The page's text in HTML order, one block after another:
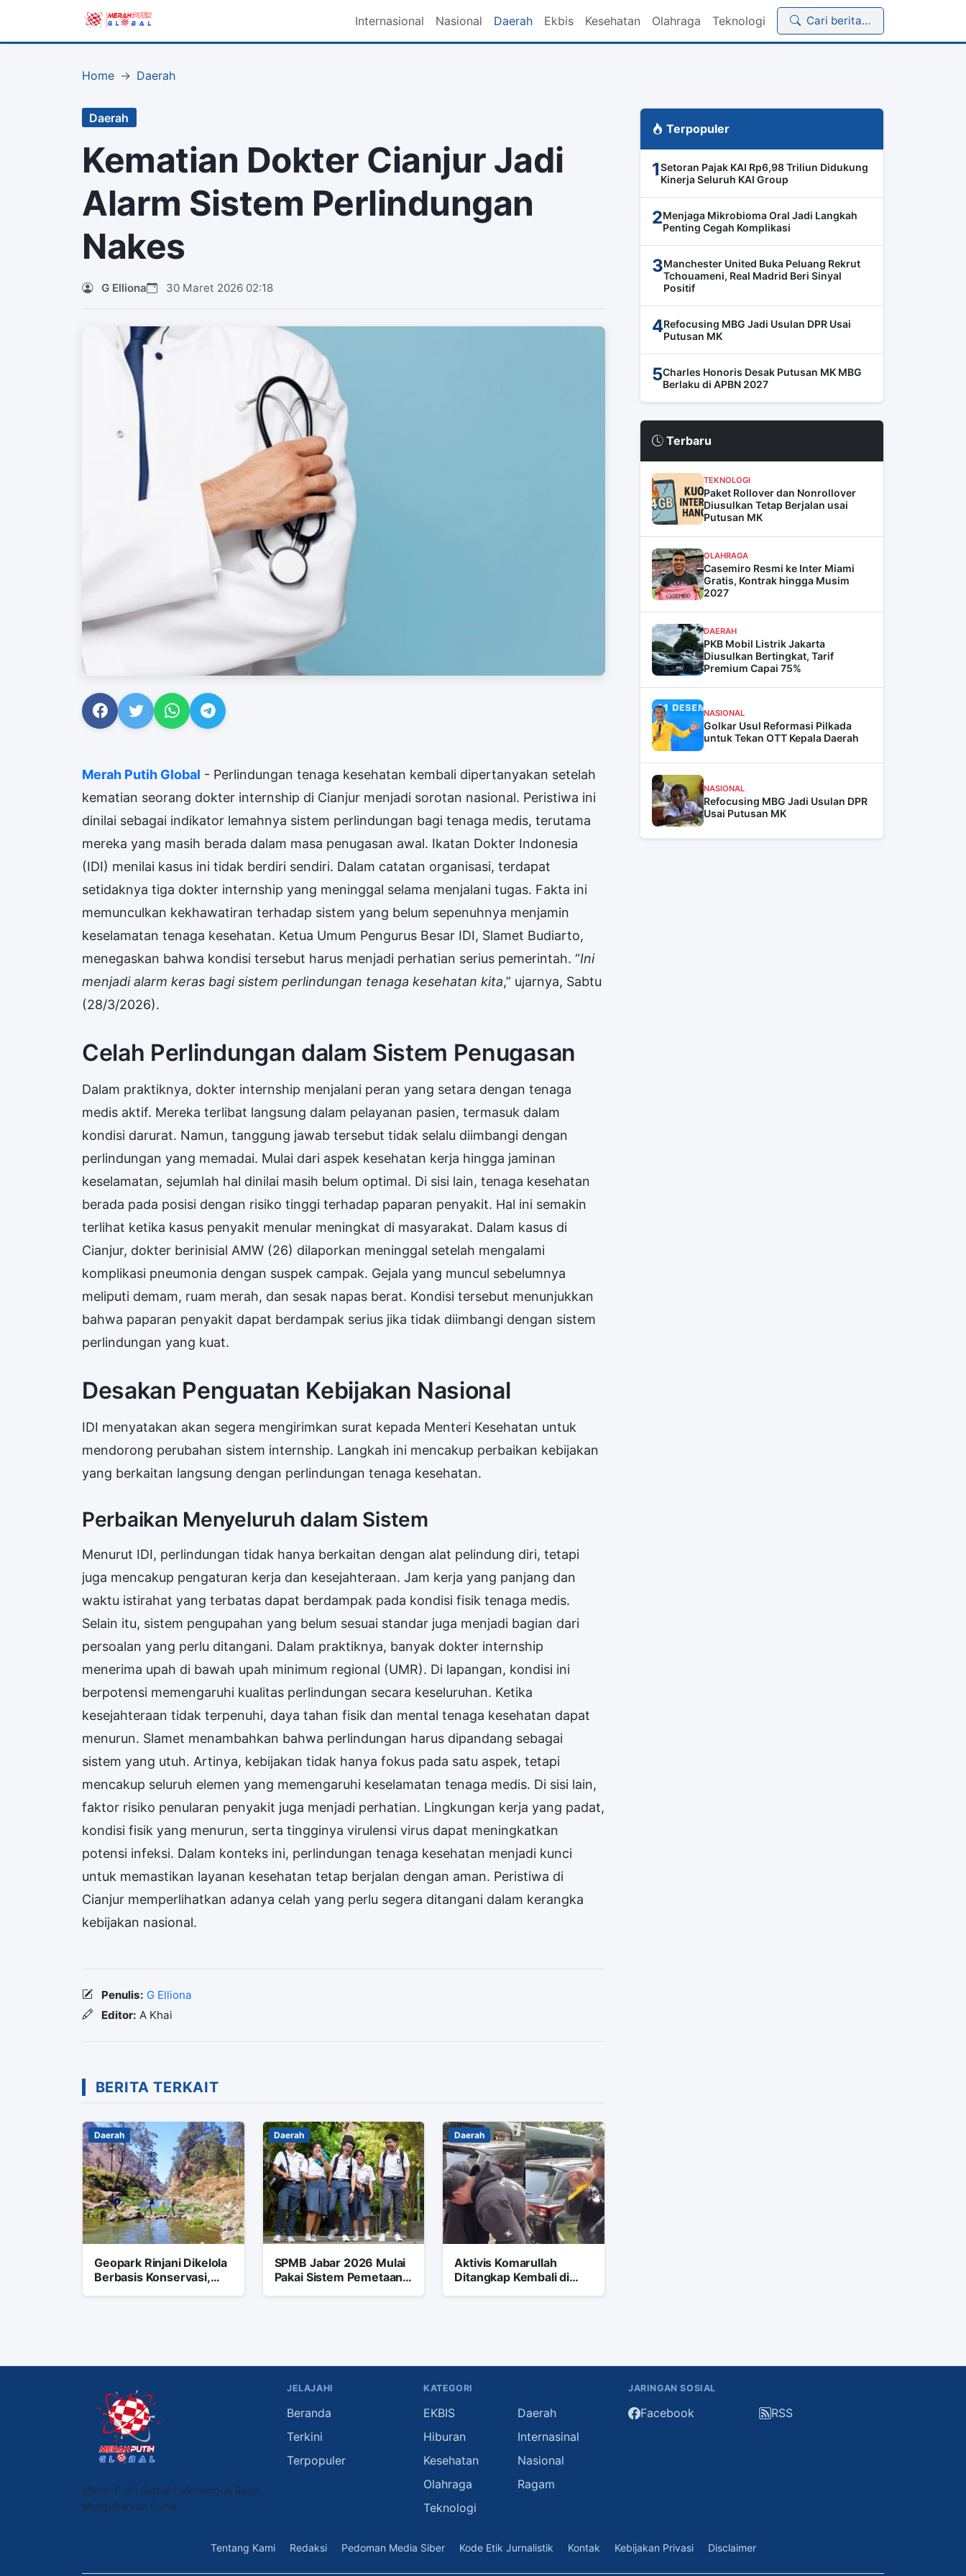
Internasional Nasional Daerah Ekbis Kesehatan Olahraga Teknologi Cari berita…
Home Daerah
Daerah
Kematian Dokter Cianjur Jadi
Alarm Sistem Perlindungan
Nakes
G Elliona 30 Maret 2026 02:18
Merah Putih Global - Perlindungan tenaga kesehatan kembali dipertanyakan setelah
kematian seorang dokter internship di Cianjur menjadi sorotan nasional. Peristiwa ini
dinilai sebagai indikator lemahnya sistem perlindungan bagi tenaga medis, terutama
mereka yang masih berada dalam masa penugasan awal. Ikatan Dokter Indonesia
(IDI) menilai kasus ini tidak berdiri sendiri. Dalam catatan organisasi, terdapat
setidaknya tiga dokter internship yang meninggal selama menjalani tugas. Fakta ini
memunculkan kekhawatiran terhadap sistem yang belum sepenuhnya menjamin
keselamatan tenaga kesehatan. Ketua Umum Pengurus Besar IDI, Slamet Budiarto,
menegaskan bahwa kondisi tersebut harus menjadi perhatian serius pemerintah. “Ini
menjadi alarm keras bagi sistem perlindungan tenaga kesehatan kita,” ujarnya, Sabtu
(28/3/2026).
Celah Perlindungan dalam Sistem Penugasan
Dalam praktiknya, dokter internship menjalani peran yang setara dengan tenaga
medis aktif. Mereka terlibat langsung dalam pelayanan pasien, termasuk dalam
kondisi darurat. Namun, tanggung jawab tersebut tidak selalu diimbangi dengan
perlindungan yang memadai. Mulai dari aspek kesehatan kerja hingga jaminan
keselamatan, sejumlah hal dinilai masih belum optimal. Di sisi lain, tenaga kesehatan
berada pada posisi dengan risiko tinggi terhadap paparan penyakit. Hal ini semakin
terlihat ketika kasus penyakit menular meningkat di masyarakat. Dalam kasus di
Cianjur, dokter berinisial AMW (26) dilaporkan meninggal setelah mengalami
komplikasi pneumonia dengan suspek campak. Gejala yang muncul sebelumnya
meliputi demam, ruam merah, dan sesak napas berat. Kondisi tersebut menunjukkan
bahwa paparan penyakit dapat berdampak serius jika tidak diimbangi dengan sistem
perlindungan yang kuat.
Desakan Penguatan Kebijakan Nasional
IDI menyatakan akan segera mengirimkan surat kepada Menteri Kesehatan untuk
mendorong perubahan sistem internship. Langkah ini mencakup perbaikan kebijakan
yang berkaitan langsung dengan perlindungan tenaga kesehatan.
Perbaikan Menyeluruh dalam Sistem
Menurut IDI, perlindungan tidak hanya berkaitan dengan alat pelindung diri, tetapi
juga mencakup pengaturan kerja dan kesejahteraan. Jam kerja yang panjang dan
waktu istirahat yang terbatas dapat berdampak pada kondisi fisik tenaga medis.
Selain itu, sistem pengupahan yang belum sesuai standar juga menjadi bagian dari
persoalan yang perlu ditangani. Dalam praktiknya, banyak dokter internship
menerima upah di bawah upah minimum regional (UMR). Di lapangan, kondisi ini
berpotensi memengaruhi kualitas perlindungan secara keseluruhan. Ketika
kesejahteraan tidak terpenuhi, daya tahan fisik dan mental tenaga kesehatan dapat
menurun. Slamet menambahkan bahwa perlindungan harus dipandang sebagai
sistem yang utuh. Artinya, kebijakan tidak hanya fokus pada satu aspek, tetapi
mencakup seluruh elemen yang memengaruhi keselamatan tenaga medis. Di sisi lain,
faktor risiko penularan penyakit juga menjadi perhatian. Lingkungan kerja yang padat,
kondisi fisik yang menurun, serta tingginya virulensi virus dapat meningkatkan
potensi infeksi. Dalam konteks ini, perlindungan tenaga kesehatan menjadi kunci
untuk memastikan layanan kesehatan tetap berjalan dengan aman. Peristiwa di
Cianjur memperlihatkan adanya celah yang perlu segera ditangani dalam kerangka
kebijakan nasional.
Penulis: G Elliona
Editor: A Khai
BERITA TERKAIT
Daerah
Geopark Rinjani Dikelola
Berbasis Konservasi,
Daerah
SPMB Jabar 2026 Mulai
Pakai Sistem Pemetaan,
Daerah
Aktivis Komarullah
Ditangkap Kembali di
Terpopuler
1Setoran Pajak KAI Rp6,98 Triliun Didukung
Kinerja Seluruh KAI Group
2Menjaga Mikrobioma Oral Jadi Langkah
Penting Cegah Komplikasi
3Manchester United Buka Peluang Rekrut
Tchouameni, Real Madrid Beri Sinyal
Positif
4Refocusing MBG Jadi Usulan DPR Usai
Putusan MK
5Charles Honoris Desak Putusan MK MBG
Berlaku di APBN 2027
Terbaru
TEKNOLOGI
Paket Rollover dan Nonrollover
Diusulkan Tetap Berjalan usai
Putusan MK
OLAHRAGA
Casemiro Resmi ke Inter Miami
Gratis, Kontrak hingga Musim
2027
DAERAH
PKB Mobil Listrik Jakarta
Diusulkan Bertingkat, Tarif
Premium Capai 75%
NASIONAL
Golkar Usul Reformasi Pilkada
untuk Tekan OTT Kepala Daerah
NASIONAL
Refocusing MBG Jadi Usulan DPR
Usai Putusan MK
Merah Putih Global | Menembus Batas,
Mengabarkan Dunia
JELAJAHI
Beranda
Terkini
Terpopuler
KATEGORI
EKBIS
Daerah
Hiburan
Internasinal
Kesehatan
Nasional
Olahraga
Ragam
Teknologi
JARINGAN SOSIAL
Facebook RSS
Tentang Kami Redaksi Pedoman Media Siber Kode Etik Jurnalistik Kontak Kebijakan Privasi Disclaimer